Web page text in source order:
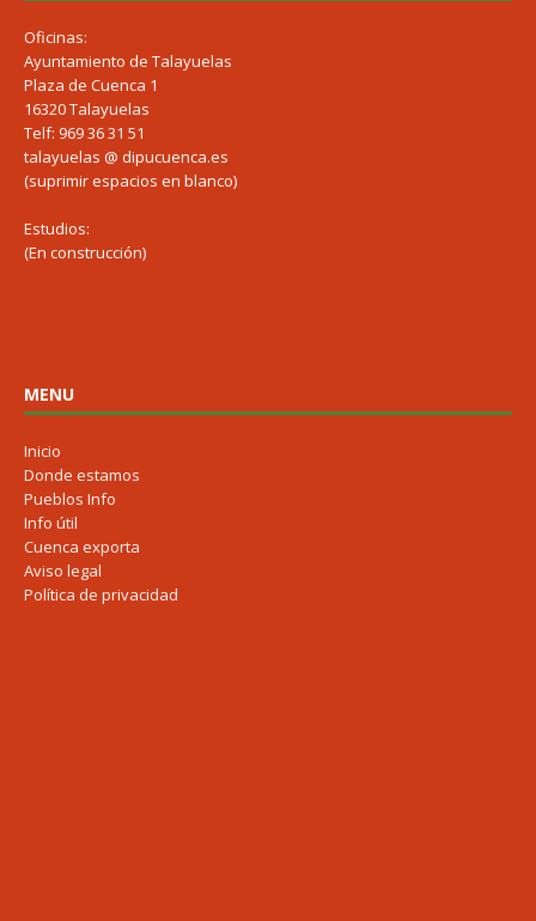
Oficinas:
Ayuntamiento de Talayuelas
Plaza de Cuenca 1
16320 Talayuelas
Telf: 969 36 31 51
talayuelas @ dipucuenca.es
(suprimir espacios en blanco)
Estudios:
(En construcción)
MENU
Inicio
Donde estamos
Pueblos Info
Info útil
Cuenca exporta
Aviso legal
Política de privacidad